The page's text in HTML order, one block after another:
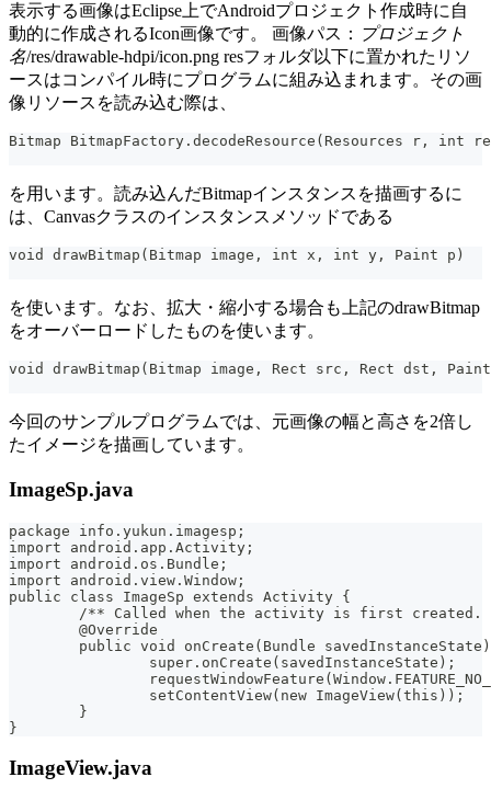
表示する画像はEclipse上でAndroidプロジェクト作成時に自
動的に作成されるIcon画像です。 画像パス： プロジェクト
名/res/drawable-hdpi/icon.png resフォルダ以下に置かれたリソ
ースはコンパイル時にプログラムに組み込まれます。その画
像リソースを読み込む際は、
Bitmap BitmapFactory.decodeResource(Resources r, int
を用います。読み込んだBitmapインスタンスを描画するに
は、Canvasクラスのインスタンスメソッドである
void drawBitmap(Bitmap image, int x, int y, Paint p)
を使います。なお、拡大・縮小する場合も上記のdrawBitmap
をオーバーロードしたものを使います。
void drawBitmap(Bitmap image, Rect src, Rect dst,
今回のサンプルプログラムでは、元画像の幅と高さを2倍し
たイメージを描画しています。
ImageSp.java
package info.yukun.imagesp;
import android.app.Activity;
import android.os.Bundle;
import android.view.Window;
public class ImageSp extends Activity {
/** Called when the activity is first created.
	@Override
public void onCreate(Bundle
		super.onCreate(savedInstanceState);
		setContentView(new ImageView(this));
	}
}
ImageView.java